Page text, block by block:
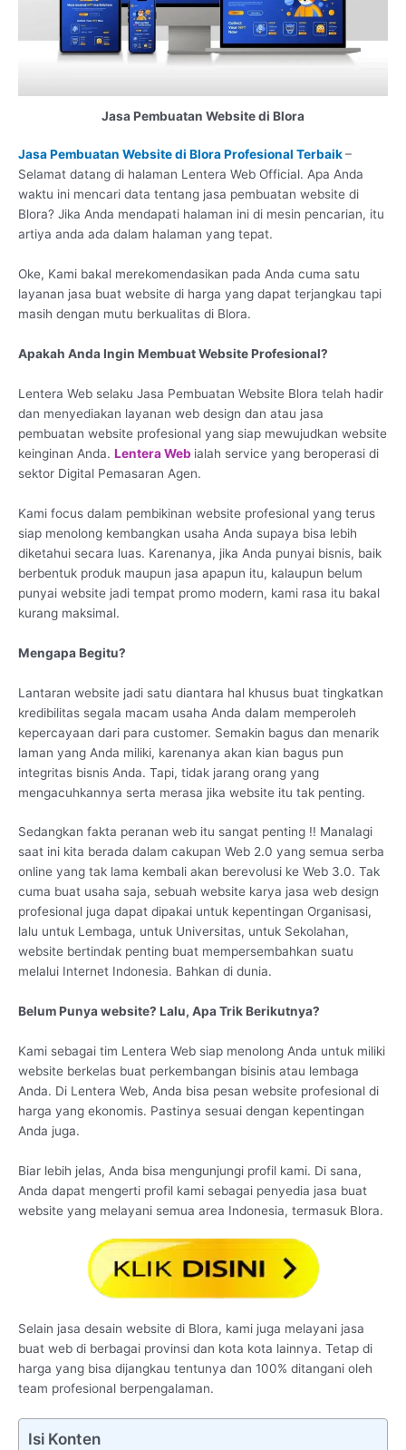
Jasa Pembuatan Website di Blora
Jasa Pembuatan Website di Blora Profesional Terbaik–
Selamat datang di halaman Lentera Web Official. Apa Anda
waktu ini mencari data tentang jasa pembuatan website di
Blora? Jika Anda mendapati halaman ini di mesin pencarian, itu
artiya anda ada dalam halaman yang tepat.
Oke, Kami bakal merekomendasikan pada Anda cuma satu
layanan jasa buat website di harga yang dapat terjangkau tapi
masih dengan mutu berkualitas di Blora.
Apakah Anda Ingin Membuat Website Profesional?
Lentera Web selaku Jasa Pembuatan Website Blora telah hadir
dan menyediakan layanan web design dan atau jasa
pembuatan website profesional yang siap mewujudkan website
keinginan Anda. Lentera Web ialah service yang beroperasi di
sektor Digital Pemasaran Agen.
Kami focus dalam pembikinan website profesional yang terus
siap menolong kembangkan usaha Anda supaya bisa lebih
diketahui secara luas. Karenanya, jika Anda punyai bisnis, baik
berbentuk produk maupun jasa apapun itu, kalaupun belum
punyai website jadi tempat promo modern, kami rasa itu bakal
kurang maksimal.
Mengapa Begitu?
Lantaran website jadi satu diantara hal khusus buat tingkatkan
kredibilitas segala macam usaha Anda dalam memperoleh
kepercayaan dari para customer. Semakin bagus dan menarik
laman yang Anda miliki, karenanya akan kian bagus pun
integritas bisnis Anda. Tapi, tidak jarang orang yang
mengacuhkannya serta merasa jika website itu tak penting.
Sedangkan fakta peranan web itu sangat penting !! Manalagi
saat ini kita berada dalam cakupan Web 2.0 yang semua serba
online yang tak lama kembali akan berevolusi ke Web 3.0. Tak
cuma buat usaha saja, sebuah website karya jasa web design
profesional juga dapat dipakai untuk kepentingan Organisasi,
lalu untuk Lembaga, untuk Universitas, untuk Sekolahan,
website bertindak penting buat mempersembahkan suatu
melalui Internet Indonesia. Bahkan di dunia.
Belum Punya website? Lalu, Apa Trik Berikutnya?
Kami sebagai tim Lentera Web siap menolong Anda untuk miliki
website berkelas buat perkembangan bisinis atau lembaga
Anda. Di Lentera Web, Anda bisa pesan website profesional di
harga yang ekonomis. Pastinya sesuai dengan kepentingan
Anda juga.
Biar lebih jelas, Anda bisa mengunjungi profil kami. Di sana,
Anda dapat mengerti profil kami sebagai penyedia jasa buat
website yang melayani semua area Indonesia, termasuk Blora.
Selain jasa desain website di Blora, kami juga melayani jasa
buat web di berbagai provinsi dan kota kota lainnya. Tetap di
harga yang bisa dijangkau tentunya dan 100% ditangani oleh
team profesional berpengalaman.
Isi Konten